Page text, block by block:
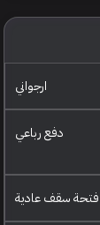
ارجواني
دفع رباعي
فتحة سقف عادية